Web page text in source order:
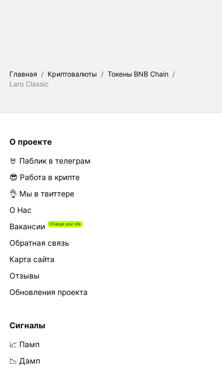
Главная / Криптовалюты / Токены BNB Chain /
Laro Classic
О проекте
🤘 Паблик в телеграм
😎 Работа в крипте
👌 Мы в твиттере
О Нас
Вакансии
Обратная связь
Карта сайта
Отзывы
Обновления проекта
Сигналы
📈 Памп
📉 Дамп